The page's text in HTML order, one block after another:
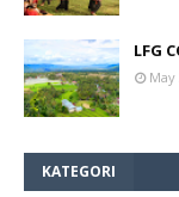
LFG
May
KATEGORI